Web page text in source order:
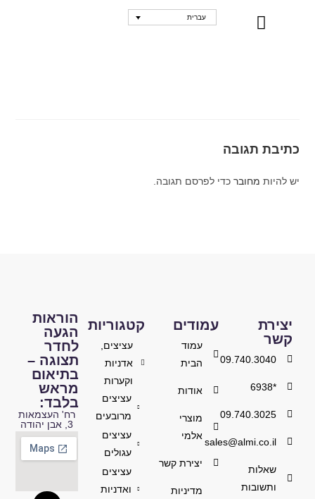
עברית
כתיבת תגובה
יש להיות מחובר כדי לפרסם תגובה.
הוראות
הגעה
לחדר
תצוגה –
בתיאום
מראש
בלבד:
רח' העצמאות
3, אבן יהודה
קטגוריות
עציצים,
אדניות
וקערות
עציצים
מרובעים
עציצים
עגולים
עציצים
ואדניות
עמודים
עמוד
הבית
אודות
מוצרי
אלמי
יצירת קשר
מדיניות
יצירת
קשר
09.740.3040
*6938
09.740.3025
sales@almi.co.il
שאלות
ותשובות